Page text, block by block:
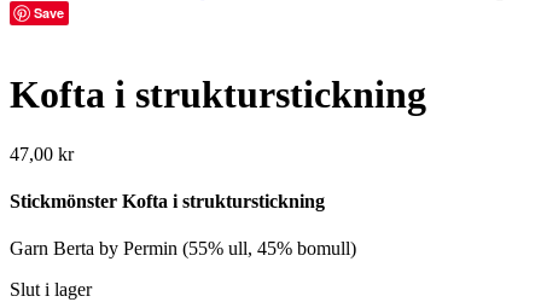
Save
Kofta i strukturstickning
47,00 kr
Stickmönster Kofta i strukturstickning
Garn Berta by Permin (55% ull, 45% bomull)
Slut i lager